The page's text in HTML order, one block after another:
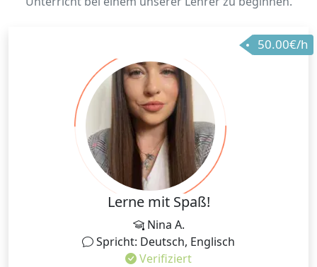
50.00€/h
Lerne mit Spaß!
Nina A.
Spricht: Deutsch, Englisch
Verifiziert